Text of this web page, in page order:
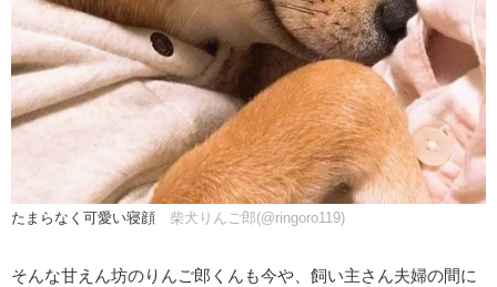
たまらなく可愛い寝顔 柴犬りんご郎(@ringoro119)
そんな甘えん坊のりんご郎くんも今や、飼い主さん夫婦の間に